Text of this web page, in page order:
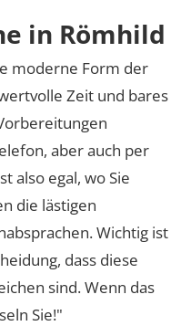
in Römhild
moderne Form der
Zeit und bares
aber auch per
also egal, wo Sie
die lästigen
Wichtig ist
dass diese
sind. Wenn das
Sie!"